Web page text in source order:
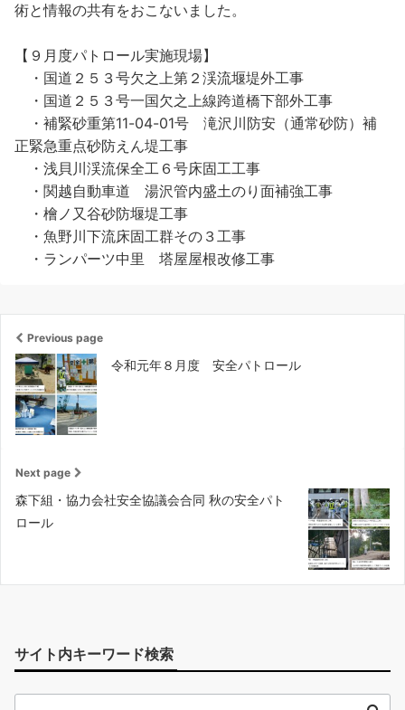
術と情報の共有をおこないました。
【９月度パトロール実施現場】
・国道２５３号欠之上第２渓流堰堤外工事
・国道２５３号一国欠之上線跨道橋下部外工事
・補緊砂重第11-04-01号 滝沢川防安（通常砂防）補
正緊急重点砂防えん堤工事
・浅貝川渓流保全工６号床固工工事
・関越自動車道 湯沢管内盛土のり面補強工事
・檜ノ又谷砂防堰堤工事
・魚野川下流床固工群その３工事
・ランパーツ中里 塔屋屋根改修工事
Previous page
令和元年８月度 安全パトロール
Next page
森下組・協力会社安全協議会合同 秋の安全パト
ロール
サイト内キーワード検索